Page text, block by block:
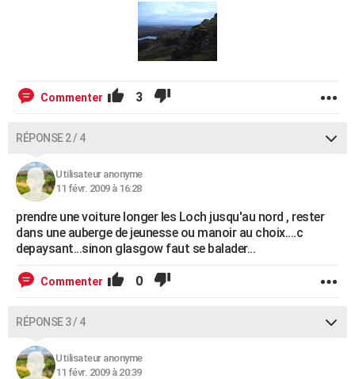
Commenter 3
RÉPONSE 2 / 4
Utilisateur anonyme
11 févr. 2009 à 16:28
prendre une voiture longer les Loch jusqu'au nord , rester
dans une auberge de jeunesse ou manoir au choix....c
depaysant...sinon glasgow faut se balader...
Commenter 0
RÉPONSE 3 / 4
Utilisateur anonyme
11 févr. 2009 à 20:39